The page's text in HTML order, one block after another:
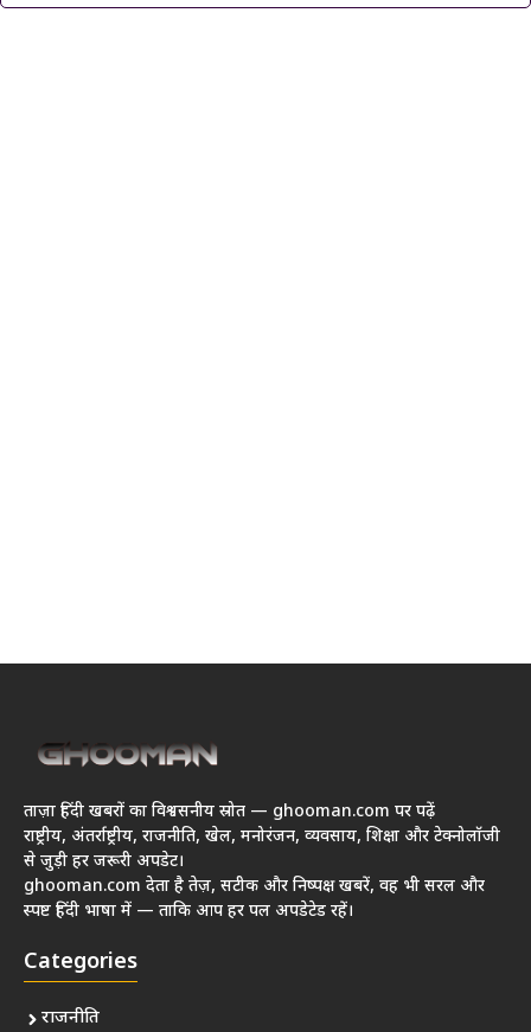
ताज़ा हिंदी खबरों का विश्वसनीय स्रोत — ghooman.com पर पढ़ें
राष्ट्रीय, अंतर्राष्ट्रीय, राजनीति, खेल, मनोरंजन, व्यवसाय, शिक्षा और टेक्नोलॉजी
से जुड़ी हर जरूरी अपडेट।
ghooman.com देता है तेज़, सटीक और निष्पक्ष खबरें, वह भी सरल और
स्पष्ट हिंदी भाषा में — ताकि आप हर पल अपडेटेड रहें।
Categories
राजनीति